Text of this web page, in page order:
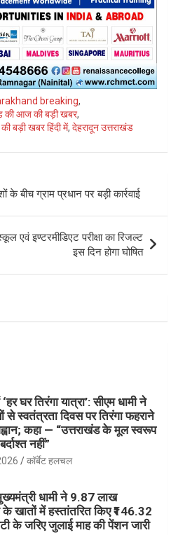
breaking,
की आज की बड़ी खबर,
बड़ी खबर हिंदी में, देहरादून उत्तराखंड
के बीच ग्राम प्रधान पर बड़ी कार्रवाई
एवं इण्टरमीडिएट परीक्षा का रिजल्ट
इस दिन होगा घोषित
‘हर घर तिरंगा यात्रा’: सीएम धामी ने
से स्वतंत्रता दिवस पर तिरंगा फहराने
कहा — “उत्तराखंड के मूल स्वरूप
नहीं”
कॉर्बेट हलचल
धामी ने 9.87 लाख
के खातों में हस्तांतरित किए ₹146.32
के जरिए जुलाई माह की पेंशन जारी